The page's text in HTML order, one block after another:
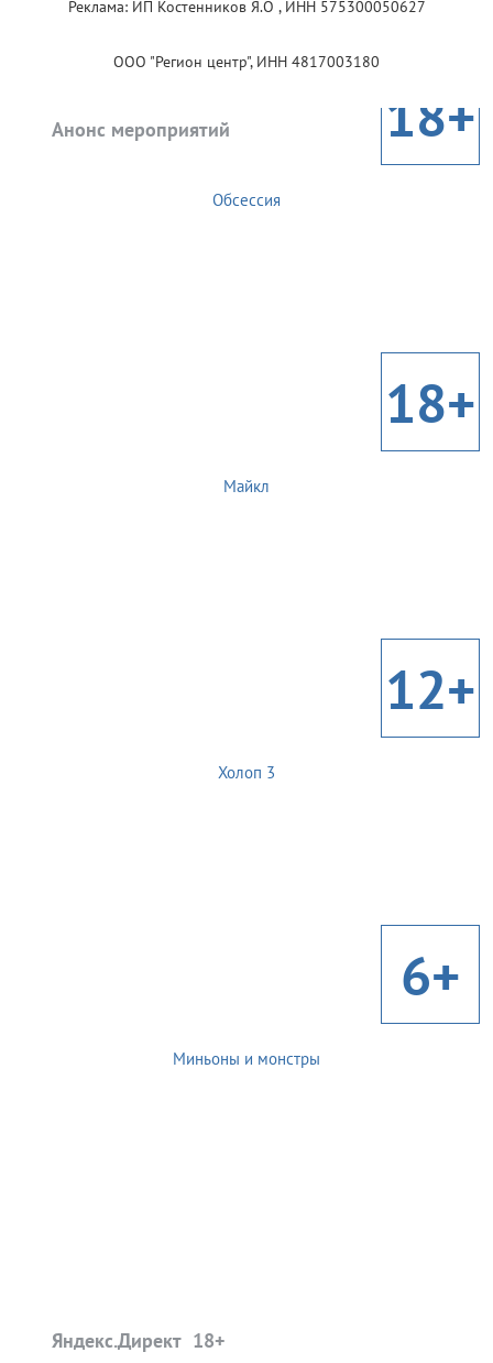
Реклама: ИП Костенников Я.О , ИНН 575300050627
ООО "Регион центр", ИНН 4817003180
Анонс мероприятий 18+
Обсессия
18+
Майкл
12+
Холоп 3
6+
Миньоны и монстры
Яндекс.Директ